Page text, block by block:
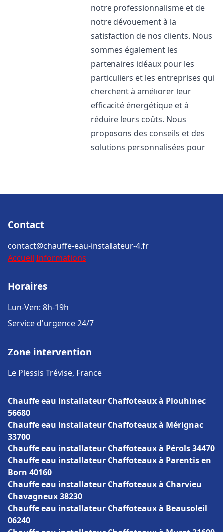
notre professionnalisme et de
notre dévouement à la
satisfaction de nos clients. Nous
sommes également les
partenaires idéaux pour les
particuliers et les entreprises qui
cherchent à améliorer leur
efficacité énergétique et à
réduire leurs coûts. Nous
proposons des conseils et des
solutions personnalisées pour
Contact
contact@chauffe-eau-installateur-4.fr
Accueil Informations
Horaires
Lun-Ven: 8h-19h
Service d'urgence 24/7
Zone intervention
Le Plessis Trévise, France
Chauffe eau installateur Chaffoteaux à Plouhinec
56680
Chauffe eau installateur Chaffoteaux à Mérignac
33700
Chauffe eau installateur Chaffoteaux à Pérols 34470
Chauffe eau installateur Chaffoteaux à Parentis en
Born 40160
Chauffe eau installateur Chaffoteaux à Charvieu
Chavagneux 38230
Chauffe eau installateur Chaffoteaux à Beausoleil
06240